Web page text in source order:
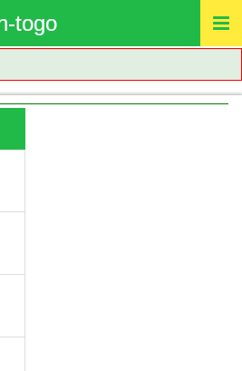
togo